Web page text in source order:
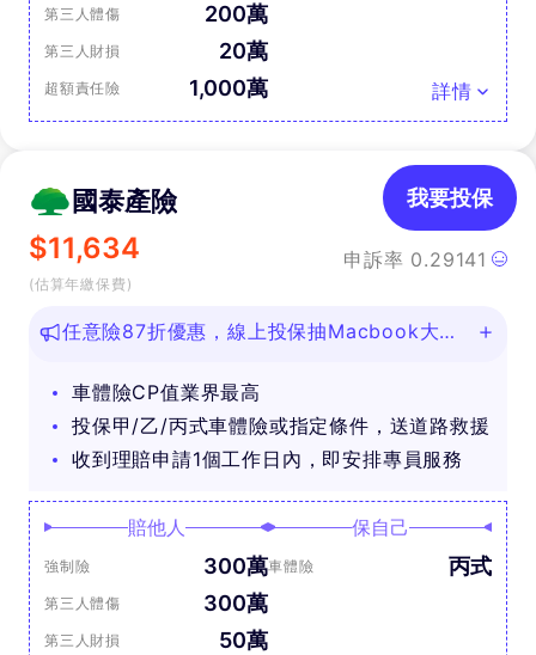
第三人體傷 200萬
第三人財損 20萬
超額責任險 1,000萬 詳情
國泰產險
$11,634
(估算年繳保費)
申訴率 0.29141
我要投保
任意險87折優惠，線上投保抽Macbook大
車體險CP值業界最高
投保甲/乙/丙式車體險或指定條件，送道路救援
收到理賠申請1個工作日內，即安排專員服務
賠他人
強制險 300萬
第三人體傷 300萬
第三人財損 50萬
保自己
車體險 丙式